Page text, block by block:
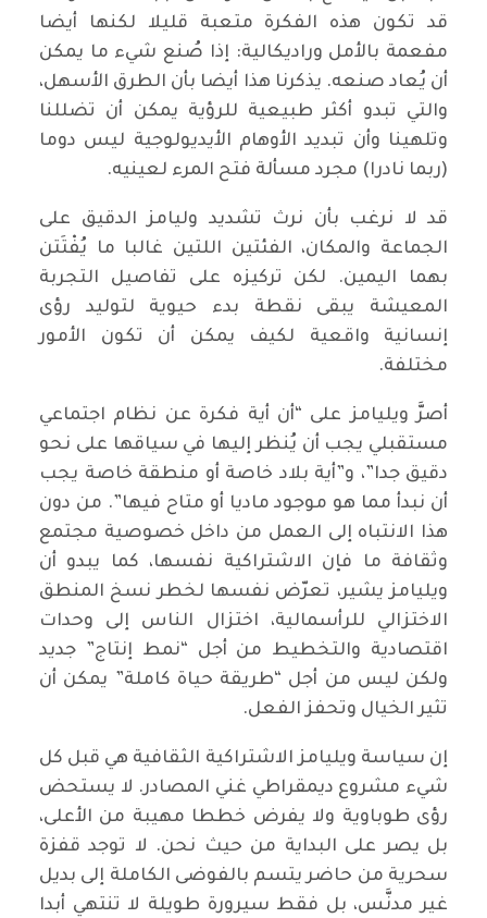
قد تكون هذه الفكرة متعبة قليلا لكنها أيضا
مفعمة بالأمل وراديكالية: إذا صُنع شيء ما يمكن
أن يُعاد صنعه. يذكرنا هذا أيضا بأن الطرق الأسهل،
والتي تبدو أكثر طبيعية للرؤية يمكن أن تضللنا
وتلهينا وأن تبديد الأوهام الأيديولوجية ليس دوما
(ربما نادرا) مجرد مسألة فتح المرء لعينيه.
قد لا نرغب بأن نرث تشديد وليامز الدقيق على
الجماعة والمكان، الفئتين اللتين غالبا ما يُفْتَتن
بهما اليمين. لكن تركيزه على تفاصيل التجربة
المعيشة يبقى نقطة بدء حيوية لتوليد رؤى
إنسانية واقعية لكيف يمكن أن تكون الأمور
مختلفة.
أصرَّ ويليامز على “أن أية فكرة عن نظام اجتماعي
مستقبلي يجب أن يُنظر إليها في سياقها على نحو
دقيق جدا”، و”أية بلاد خاصة أو منطقة خاصة يجب
أن نبدأ مما هو موجود ماديا أو متاح فيها”. من دون
هذا الانتباه إلى العمل من داخل خصوصية مجتمع
وثقافة ما فإن الاشتراكية نفسها، كما يبدو أن
ويليامز يشير، تعرّض نفسها لخطر نسخ المنطق
الاختزالي للرأسمالية، اختزال الناس إلى وحدات
اقتصادية والتخطيط من أجل “نمط إنتاج” جديد
ولكن ليس من أجل “طريقة حياة كاملة” يمكن أن
تثير الخيال وتحفز الفعل.
إن سياسة ويليامز الاشتراكية الثقافية هي قبل كل
شيء مشروع ديمقراطي غني المصادر. لا يستحض
رؤى طوباوية ولا يفرض خططا مهيبة من الأعلى،
بل يصر على البداية من حيث نحن. لا توجد قفزة
سحرية من حاضر يتسم بالفوضى الكاملة إلى بديل
غير مدنَّس، بل فقط سيرورة طويلة لا تنتهي أبدا